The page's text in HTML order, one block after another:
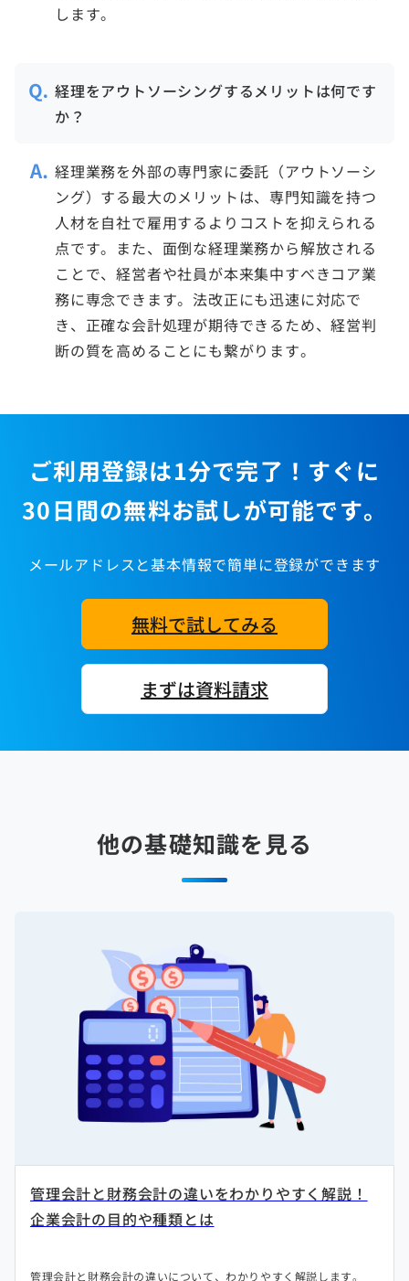
します。
経理をアウトソーシングするメリットは何です
か？
経理業務を外部の専門家に委託（アウトソーシ
ング）する最大のメリットは、専門知識を持つ
人材を自社で雇用するよりコストを抑えられる
点です。また、面倒な経理業務から解放される
ことで、経営者や社員が本来集中すべきコア業
務に専念できます。法改正にも迅速に対応で
き、正確な会計処理が期待できるため、経営判
断の質を高めることにも繋がります。
ご利用登録は1分で完了！すぐに
30日間の無料お試しが可能です。
メールアドレスと基本情報で簡単に登録ができます
無料で試してみる
まずは資料請求
他の基礎知識を見る
管理会計と財務会計の違いをわかりやすく解説！
企業会計の目的や種類とは
管理会計と財務会計の違いについて、わかりやすく解説します。